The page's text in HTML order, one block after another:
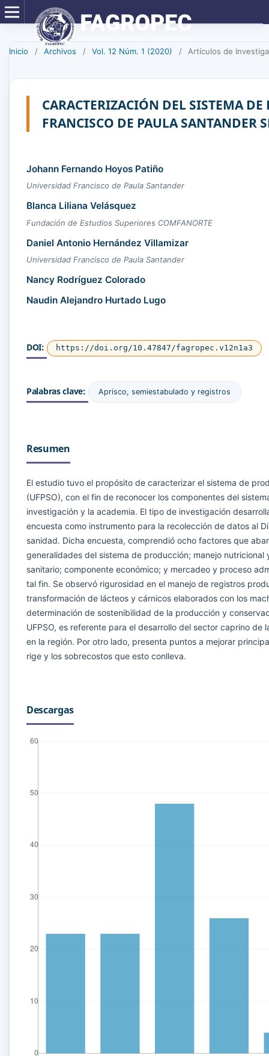
Inicio / Archivos / Vol. 12 Núm. 1 (2020) / Artículos de
CARACTERIZACIÓN DEL SISTEMA
FRANCISCO DE PAULA SANTANDER
Johann Fernando Hoyos Patiño
Universidad Francisco de Paula Santander
Blanca Liliana Velásquez
Fundación de Estudios Superiores COMFANORTE
Daniel Antonio Hernández Villamizar
Universidad Francisco de Paula Santander
Nancy Rodríguez Colorado
Naudin Alejandro Hurtado Lugo
DOI: https://doi.org/10.47847/fagropec.v12n1a3
Palabras clave: Aprisco, semiestabulado y registros
Resumen
El estudio tuvo el propósito de caracterizar el sistema de
(UFPSO), con el fin de reconocer los componentes del
investigación y la academia. El tipo de investigación
encuesta como instrumento para la recolección de datos al
sanidad. Dicha encuesta, comprendió ocho factores que
generalidades del sistema de producción; manejo
sanitario; componente económico; y mercadeo y proceso
tal fin. Se observó rigurosidad en el manejo de registros
transformación de lácteos y cárnicos elaborados con los
determinación de sostenibilidad de la producción y
UFPSO, es referente para el desarrollo del sector caprino
en la región. Por otro lado, presenta puntos a mejorar
rige y los sobrecostos que esto conlleva.
Descargas